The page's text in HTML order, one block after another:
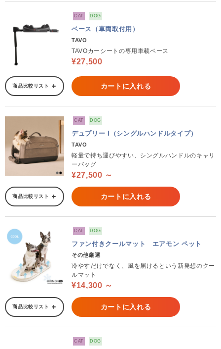
CAT DOG
ベース（車両取付用）
TAVO
TAVOカーシートの専用車載ベース
¥27,500
商品比較リスト カートに入れる
CAT DOG
デュプリー I（シングルハンドルタイプ）
TAVO
軽量で持ち運びやすい、シングルハンドルのキャリ
ーバッグ
¥27,500 ～
商品比較リスト カートに入れる
CAT DOG
ファン付きクールマット エアモン ペット
その他厳選
冷やすだけでなく、風を届けるという新発想のクー
ルマット
¥14,300 ～
商品比較リスト カートに入れる
CAT DOG